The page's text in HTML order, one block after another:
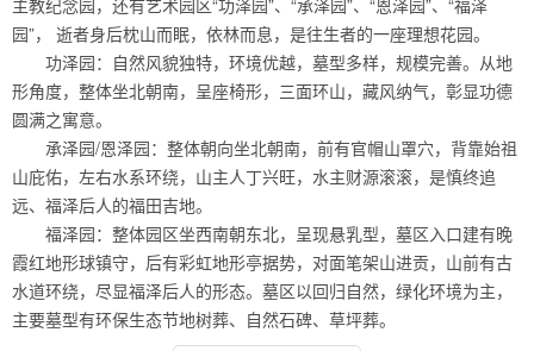
园”， 逝者身后枕山而眠，依林而息，是往生者的一座理想花园。
功泽园：自然风貌独特，环境优越，墓型多样，规模完善。从地
形角度，整体坐北朝南，呈座椅形，三面环山，藏风纳气，彰显功德
圆满之寓意。
承泽园/恩泽园：整体朝向坐北朝南，前有官帽山罩穴，背靠始祖
山庇佑，左右水系环绕，山主人丁兴旺，水主财源滚滚，是慎终追
远、福泽后人的福田吉地。
福泽园：整体园区坐西南朝东北，呈现悬乳型，墓区入口建有晚
霞红地形球镇守，后有彩虹地形亭据势，对面笔架山进贡，山前有古
水道环绕，尽显福泽后人的形态。墓区以回归自然，绿化环境为主，
主要墓型有环保生态节地树葬、自然石碑、草坪葬。